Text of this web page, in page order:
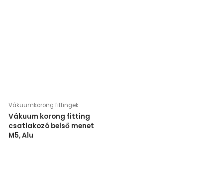
Vákuumkorong fittingek
Vákuum korong fitting
csatlakozó belső menet
M5, Alu